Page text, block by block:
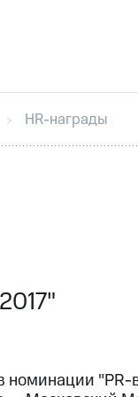
Новости в
Инвесторам
акционерам
и аудит
HR-награды
номинации "PR-